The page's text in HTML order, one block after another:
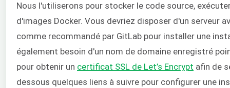
Nous l'utiliserons pour stocker le code source,
d'images Docker. Vous devriez disposer d'un serveur
comme recommandé par GitLab pour installer une
également besoin d'un nom de domaine enregistré
pour obtenir un certificat SSL de Let’s Encrypt afin de
dessous quelques liens à suivre pour configurer une